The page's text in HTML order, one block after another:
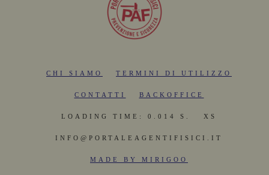
CHI SIAMO TERMINI DI UTILIZZO
CONTATTI BACKOFFICE
LOADING TIME: 0.014 S. XS
INFO@PORTALEAGENTIFISICI.IT
MADE BY MIRIGOO